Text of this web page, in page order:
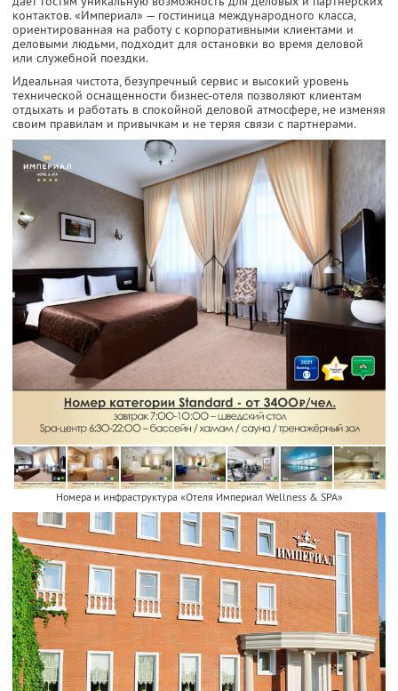
контактов. «Империал» — гостиница международного класса,
ориентированная на работу с корпоративными клиентами и
деловыми людьми, подходит для остановки во время деловой
или служебной поездки.
Идеальная чистота, безупречный сервис и высокий уровень
технической оснащенности бизнес-отеля позволяют клиентам
отдыхать и работать в спокойной деловой атмосфере, не изменяя
своим правилам и привычкам и не теряя связи с партнерами.
Номера и инфраструктура «Отеля Империал Wellness & SPA»